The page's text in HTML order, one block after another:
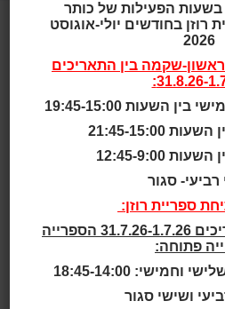
כלי
של גוגל
של גוגל
בשעות הפעילות של כותר
רוזן בחודשים יולי-אוגוסט
2026
ראשון-שקמה בין התאריכים
31.8.26-
השעות 19:45-15:00
21:45-15:00
12:45-9:00
רביעי- סגור
ספריית רוזן:
בחודש יולי- בין התאריכים 31.7.26-1.7.26 הספרייה
פתוחה:
18:45-14:00
ושישי סגור